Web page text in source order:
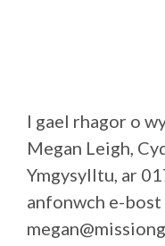
I gael rhagor o
Megan Leigh,
Ymgysylltu, ar
anfonwch e-bost